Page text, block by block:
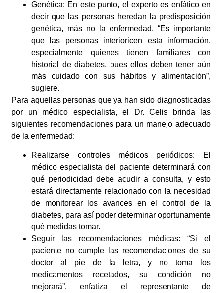
Genética: En este punto, el experto es enfático en
decir que las personas heredan la predisposición
genética, más no la enfermedad. “Es importante
que las personas interioricen esta información,
especialmente quienes tienen familiares con
historial de diabetes, pues ellos deben tener aún
más cuidado con sus hábitos y alimentación”,
sugiere.
Para aquellas personas que ya han sido diagnosticadas
por un médico especialista, el Dr. Celis brinda las
siguientes recomendaciones para un manejo adecuado
de la enfermedad:
Realizarse controles médicos periódicos: El
médico especialista del paciente determinará con
qué periodicidad debe acudir a consulta, y esto
estará directamente relacionado con la necesidad
de monitorear los avances en el control de la
diabetes, para así poder determinar oportunamente
qué medidas tomar.
Seguir las recomendaciones médicas: “Si el
paciente no cumple las recomendaciones de su
doctor al pie de la letra, y no toma los
medicamentos recetados, su condición no
mejorará”, enfatiza el representante de